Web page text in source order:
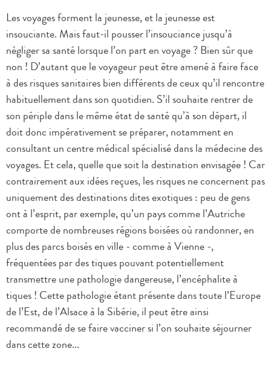
Les voyages forment la jeunesse, et la jeunesse est
insouciante. Mais faut-il pousser l’insouciance jusqu’à
négliger sa santé lorsque l’on part en voyage ? Bien sûr que
non ! D’autant que le voyageur peut être amené à faire face
à des risques sanitaires bien différents de ceux qu’il rencontre
habituellement dans son quotidien. S’il souhaite rentrer de
son périple dans le même état de santé qu’à son départ, il
doit donc impérativement se préparer, notamment en
consultant un centre médical spécialisé dans la médecine des
voyages. Et cela, quelle que soit la destination envisagée ! Car
contrairement aux idées reçues, les risques ne concernent pas
uniquement des destinations dites exotiques : peu de gens
ont à l’esprit, par exemple, qu’un pays comme l’Autriche
comporte de nombreuses régions boisées où randonner, en
plus des parcs boisés en ville - comme à Vienne -,
fréquentées par des tiques pouvant potentiellement
transmettre une pathologie dangereuse, l’encéphalite à
tiques ! Cette pathologie étant présente dans toute l’Europe
de l’Est, de l’Alsace à la Sibérie, il peut être ainsi
recommandé de se faire vacciner si l’on souhaite séjourner
dans cette zone...